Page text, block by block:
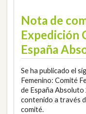
Nota de
Expedición
España
Se ha publicado el
Femenino: Comité
de España
contenido a través
comité.